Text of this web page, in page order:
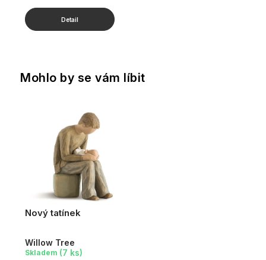
Mohlo by se vám líbit
Nový tatínek
Willow Tree
Skladem (7 ks)